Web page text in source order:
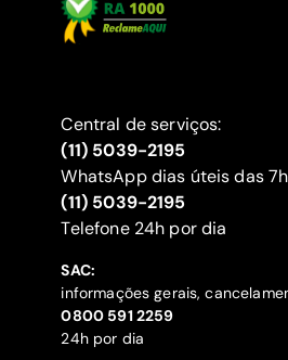
Central de serviços:
(11) 5039-2195
WhatsApp dias úteis das
(11) 5039-2195
‍Telefone 24h por dia
SAC:
informações gerais,
‍0800 591 2259
24h por dia